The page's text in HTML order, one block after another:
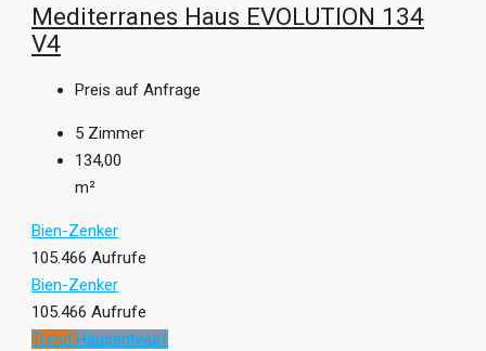
Mediterranes Haus EVOLUTION 134
V4
Preis auf Anfrage
5 Zimmer
134,00
m²
Bien-Zenker
105.466 Aufrufe
Bien-Zenker
105.466 Aufrufe
Trend Hausentwurf